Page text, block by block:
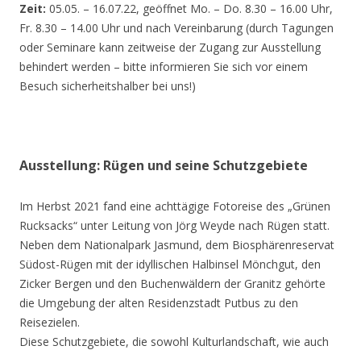
Zeit: 05.05. – 16.07.22, geöffnet Mo. – Do. 8.30 – 16.00 Uhr,
Fr. 8.30 – 14.00 Uhr und nach Vereinbarung (durch Tagungen
oder Seminare kann zeitweise der Zugang zur Ausstellung
behindert werden – bitte informieren Sie sich vor einem
Besuch sicherheitshalber bei uns!)
Ausstellung: Rügen und seine Schutzgebiete
Im Herbst 2021 fand eine achttägige Fotoreise des „Grünen
Rucksacks“ unter Leitung von Jörg Weyde nach Rügen statt.
Neben dem Nationalpark Jasmund, dem Biosphärenreservat
Südost-Rügen mit der idyllischen Halbinsel Mönchgut, den
Zicker Bergen und den Buchenwäldern der Granitz gehörte
die Umgebung der alten Residenzstadt Putbus zu den
Reisezielen.
Diese Schutzgebiete, die sowohl Kulturlandschaft, wie auch